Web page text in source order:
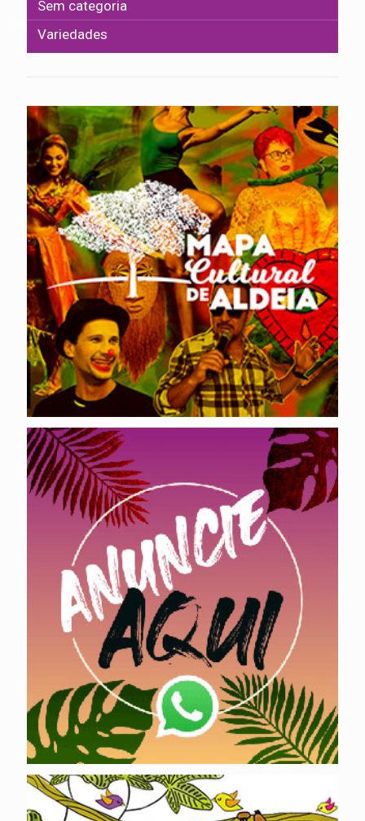
Sem categoria
Variedades